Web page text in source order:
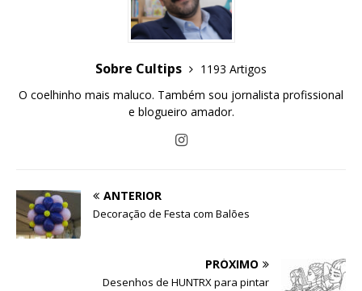
Sobre Cultips
1193 Artigos
O coelhinho mais maluco. Também sou jornalista profissional
e blogueiro amador.
ANTERIOR
Decoração de Festa com Balões
PRÓXIMO
Desenhos de HUNTRX para pintar